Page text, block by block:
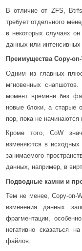
В отличие от ZFS,
требует отдельного
в некоторых случаях
данных или интенсивных
Преимущества Copy-
Одним из главных
мгновенных
момент времени без
новые блоки, а старые
пор, пока не начинаются
Кроме того, CoW
изменяются в
занимаемого
данных, например, в
Подводные камни и
Тем не менее, Copy-on-
изменения данных
фрагментации,
негативно сказаться
файлов.